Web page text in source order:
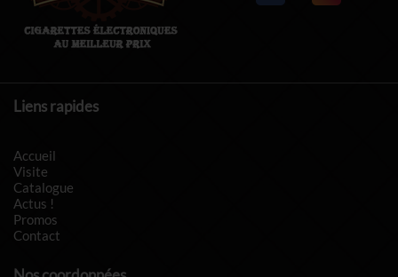
Liens rapides
Accueil
Visite
Catalogue
Actus !
Promos
Contact